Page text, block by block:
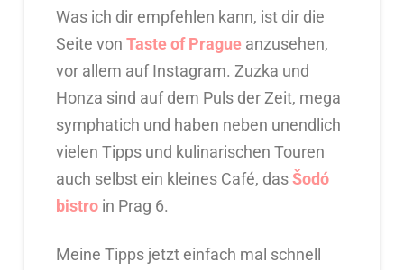
Was ich dir empfehlen kann, ist dir die
Seite von Taste of Pragueanzusehen,
vor allem auf Instagram. Zuzka und
Honza sind auf dem Puls der Zeit, mega
symphatich und haben neben unendlich
vielen Tipps und kulinarischen Touren
auch selbst ein kleines Café, dasŠodó
bistroin Prag 6.
Meine Tipps jetzt einfach mal schnell